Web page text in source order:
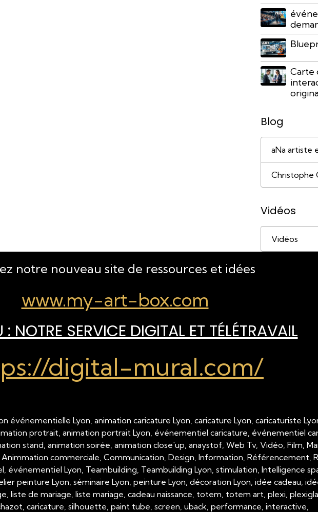
Carte
Blog
aNa artiste
Christophe
Vidéos
Vidéos
notre nouveau site de ressources et idées
www.my-art-box.com
NOTRE SERVICE DIGITAL ET TÉLÉTRAVAIL
digital-mural.com/
événementielle Lyon, animation caricature Lyon, caricature Lyon, caricaturiste
protrait, animation portrait Lyon, événementiel caricature, événementiel
stand, animation soirée, animation close'up, anaystof, Web Tv, Vidéo, Film,
commerciale, Communication, Design, Information, Référencement,
événementiel Lyon, Teambuilding, Teambuilding Lyon, stimulation, Intelligence
peinture Lyon, séminaire Lyon, peinture Lyon, décoration Lyon, idée cadeau,
liste de mariage, liste mariage, cadeau naissance, totem, totem art, plexi,
caricature, silhouette, paint tube, screen, uback, performance, interactive,